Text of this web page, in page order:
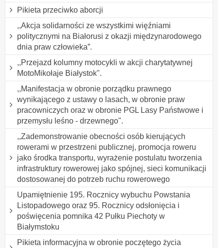
Pikieta przeciwko aborcji
,,Akcja solidarności ze wszystkimi więźniami
politycznymi na Białorusi z okazji międzynarodowego
dnia praw człowieka”.
,,Przejazd kolumny motocykli w akcji charytatywnej
MotoMikołaje Białystok".
,,Manifestacja w obronie porządku prawnego
wynikającego z ustawy o lasach, w obronie praw
pracowniczych oraz w obronie PGL Lasy Państwowe i
przemysłu leśno - drzewnego".
,,Zademonstrowanie obecności osób kierujących
rowerami w przestrzeni publicznej, promocja roweru
jako środka transportu, wyrażenie postulatu tworzenia
infrastruktury rowerowej jako spójnej, sieci komunikacji
dostosowanej do potrzeb ruchu rowerowego
Upamiętnienie 195. Rocznicy wybuchu Powstania
Listopadowego oraz 95. Rocznicy odsłonięcia i
poświęcenia pomnika 42 Pułku Piechoty w
Białymstoku
Pikieta informacyjna w obronie poczętego życia